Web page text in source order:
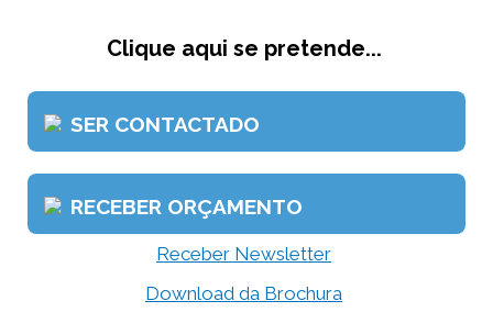
Clique aqui se pretende...
SER CONTACTADO
RECEBER ORÇAMENTO
Receber Newsletter
Download da Brochura